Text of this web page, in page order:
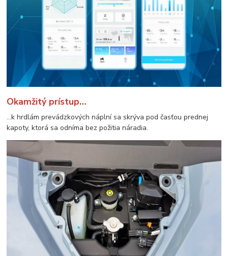
Okamžitý prístup…
…k hrdlám prevádzkových náplní sa skrýva pod časťou prednej
kapoty, ktorá sa odníma bez požitia náradia.